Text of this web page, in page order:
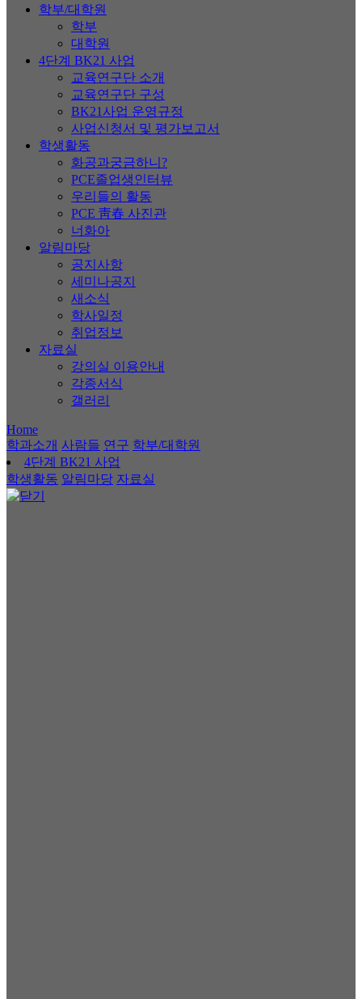
학부/대학원
학부
대학원
4단계 BK21 사업
교육연구단 소개
교육연구단 구성
BK21사업 운영규정
사업신청서 및 평가보고서
학생활동
화공과궁금하니?
PCE졸업생인터뷰
우리들의 활동
PCE 靑春 사진관
너화아
알림마당
공지사항
세미나공지
새소식
학사일정
취업정보
자료실
강의실 이용안내
각종서식
갤러리
Home
학과소개 사람들 연구 학부/대학원
4단계 BK21 사업
학생활동 알림마당 자료실